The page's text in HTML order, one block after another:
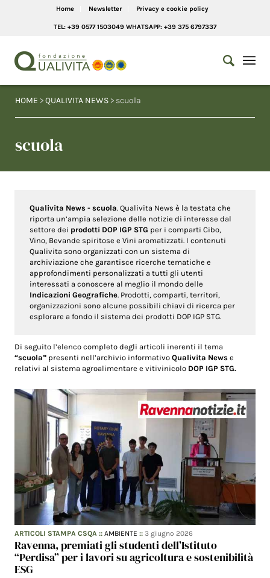
Home Newsletter Privacy e cookie policy
TEL: +39 0577 1503049 WHATSAPP: +39 375 6797337
HOME >QUALIVITA NEWS > scuola
scuola
Qualivita News - scuola. Qualivita News è la testata che
riporta un’ampia selezione delle notizie di interesse dal
settore dei prodotti DOP IGP STG per i comparti Cibo,
Vino, Bevande spiritose e Vini aromatizzati. I contenuti
Qualivita sono organizzati con un sistema di
archiviazione che garantisce ricerche tematiche e
approfondimenti personalizzati a tutti gli utenti
interessati a conoscere al meglio il mondo delle
Indicazioni Geografiche. Prodotti, comparti, territori,
organizzazioni sono alcune possibili chiavi di ricerca per
esplorare a fondo il sistema dei prodotti DOP IGP STG.
Di seguito l’elenco completo degli articoli inerenti il tema
“scuola” presenti nell’archivio informativoQualivita News e
relativi al sistema agroalimentare e vitivinicolo DOP IGP STG.
ARTICOLI STAMPA CSQA ::AMBIENTE ::3 giugno 2026
Ravenna, premiati gli studenti dell’Istituto
“Perdisa” per i lavori su agricoltura e sostenibilità
ESG